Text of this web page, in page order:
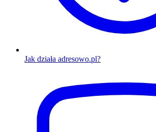
Jak działa adresowo.pl?